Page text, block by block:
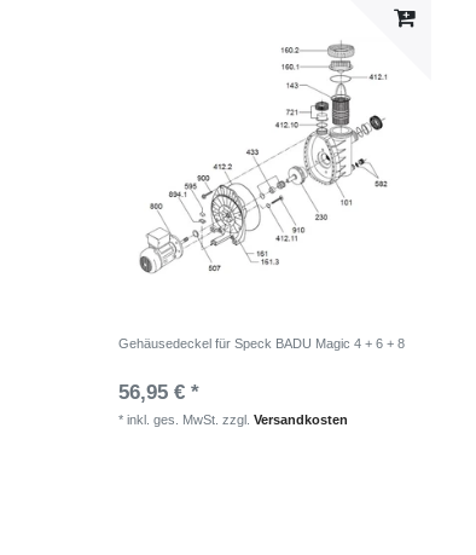
Gehäusedeckel für Speck BADU Magic 4 + 6 + 8
56,95 € *
*inkl. ges. MwSt. zzgl.Versandkosten